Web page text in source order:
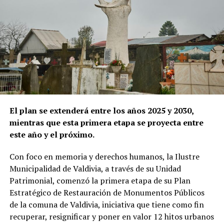
, productora ejecutiva de la Fundación Alicia
Vega.
Por su parte,Raúl Camargo , director delFICValdivia,
subrayó la relevancia de mantener vivo el sentido
político y humanista del cine en esta fecha: “Este día
nos recuerda que hacer cine en Chile es de por sí un acto
de valentía. Cien niños esperando un trensimboliza ese
como derecho y como manifestación de libertad
artística, como reflejo de la realidad y herramienta de
denuncia frente a la injusticia. No está de más recordar
que la película sufrió censura en Chile, ya que el Consejo
de Calificación Cinematográfica permitió su exhibición
en plena dictadura solo para mayores de 21 años,
impidiendo en la práctica que sus propios protagonistas
pudiesen verla”.
Con esta actividad conmemorativa, elCPCVcumple10
El plan se extenderá entre los años 2025 y 2030,
mientras que esta primera etapa se proyecta entre
este año y el próximo.
Con foco en memoria y derechos humanos, la Ilustre
Municipalidad de Valdivia, a través de su Unidad
Patrimonial, comenzó la primera etapa de su Plan
Estratégico de Restauración de Monumentos Públicos
de la comuna de Valdivia, iniciativa que tiene como fin
recuperar, resignificar y poner en valor 12 hitos urbanos